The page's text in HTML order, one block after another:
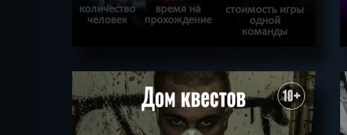
количество
человек
время на
прохождение
стоимость игры
одной
команды
ХОЧУ ПРОЙТИ | КВЕСТ ПРОЙДЕН 10+